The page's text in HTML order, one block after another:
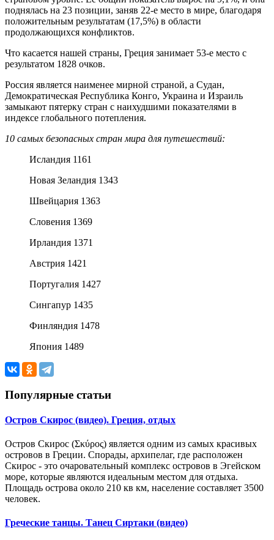
поднялась на 23 позиции, заняв 22-е место в мире, благодаря
положительным результатам (17,5%) в области
продолжающихся конфликтов.
Что касается нашей страны, Греция занимает 53-е место с
результатом 1828 очков.
Россия является наименее мирной страной, а Судан,
Демократическая Республика Конго, Украина и Израиль
замыкают пятерку стран с наихудшими показателями в
индексе глобального потепления.
10 самых безопасных стран мира для путешествий:
Исландия 1161
Новая Зеландия 1343
Швейцария 1363
Словения 1369
Ирландия 1371
Австрия 1421
Португалия 1427
Сингапур 1435
Финляндия 1478
Япония 1489
Популярные статьи
Остров Скирос (видео). Греция, отдых
Остров Скирос (Σκύρος) является одним из самых красивых
островов в Греции. Спорады, архипелаг, где расположен
Скирос - это очаровательный комплекс островов в Эгейском
море, которые являются идеальным местом для отдыха.
Площадь острова около 210 кв км, население составляет 3500
человек.
Греческие танцы. Танец Сиртаки (видео)